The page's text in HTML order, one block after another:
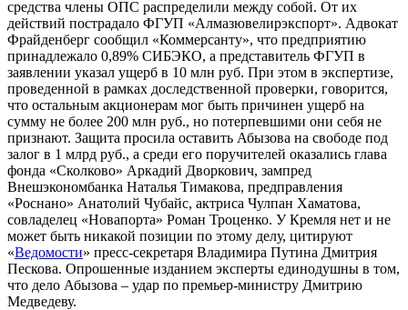
средства члены ОПС распределили между собой. От их
действий пострадало ФГУП «Алмазювелирэкспорт». Адвокат
Фрайденберг сообщил «Коммерсанту», что предприятию
принадлежало 0,89% СИБЭКО, а представитель ФГУП в
заявлении указал ущерб в 10 млн руб. При этом в экспертизе,
проведенной в рамках доследственной проверки, говорится,
что остальным акционерам мог быть причинен ущерб на
сумму не более 200 млн руб., но потерпевшими они себя не
признают. Защита просила оставить Абызова на свободе под
залог в 1 млрд руб., а среди его поручителей оказались глава
фонда «Сколково» Аркадий Дворкович, зампред
Внешэкономбанка Наталья Тимакова, предправления
«Роснано» Анатолий Чубайс, актриса Чулпан Хаматова,
совладелец «Новапорта» Роман Троценко. У Кремля нет и не
может быть никакой позиции по этому делу, цитируют
«Ведомости» пресс-секретаря Владимира Путина Дмитрия
Пескова. Опрошенные изданием эксперты единодушны в том,
что дело Абызова – удар по премьер-министру Дмитрию
Медведеву.